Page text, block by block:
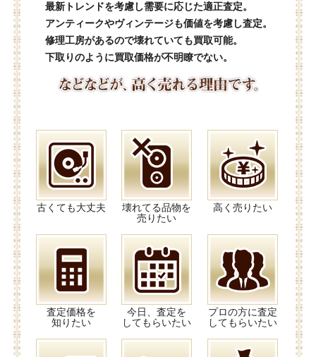
最新トレンドを考慮し需要に応じた適正査定。
アンティークやヴィンテージも価値を考慮し査定。
修理工房があるので壊れていても買取可能。
下取りのように買取価格が不明瞭でない。
古くても大丈夫
壊れてる品物を
売りたい
高く売りたい
査定価格を
知りたい
今日、査定を
してもらいたい
プロの方に査定
してもらいたい